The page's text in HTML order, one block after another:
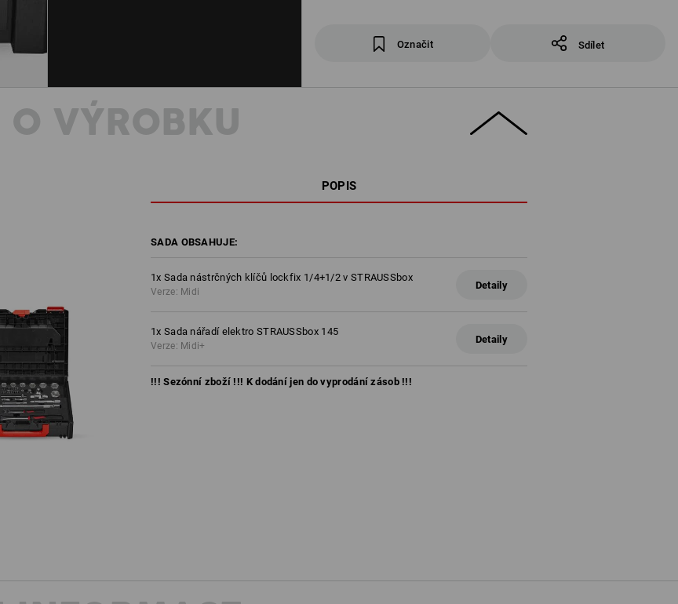
Označit Sdílet
VÝROBKU
POPIS
SADA OBSAHUJE:
1x Sada nástrčných klíčů lockfix 1/4+1/2 v STRAUSSbox
Verze: Midi
Detaily
1x Sada nářadí elektro STRAUSSbox 145
Verze: Midi+
Detaily
!!! Sezónní zboží !!! K dodání jen do vyprodání zásob !!!